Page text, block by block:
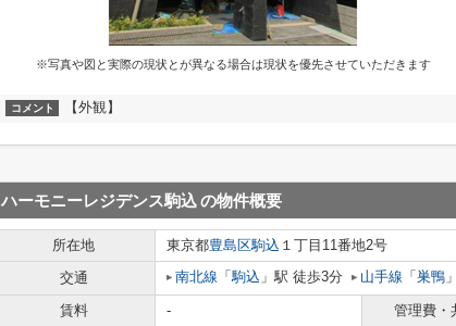
※写真や図と実際の現状とが異なる場合は現状を優先させていただきます
コメント 【外観】
ハーモニーレジデンス駒込の物件概要
所在地 東京都豊島区駒込 １丁目11番地2号
交通
南北線 「駒込 」駅 徒歩3分 山手線 「 巣鴨
賃料 - 管理費・